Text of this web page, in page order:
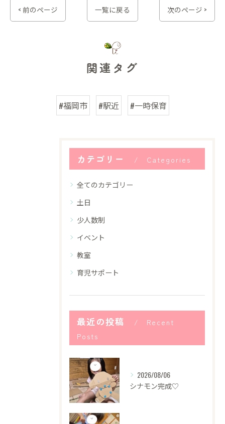
< 前のページ 一覧に戻る 次のページ >
関連タグ
#福岡市 #駅近 #一時保育
カテゴリー Categories
全てのカテゴリー
土日
少人数制
イベント
教室
育児サポート
最近の投稿
Recent
Posts
2026/08/06
シナモン完成♡